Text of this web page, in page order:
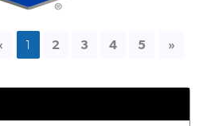
1 2 3 4 5 »